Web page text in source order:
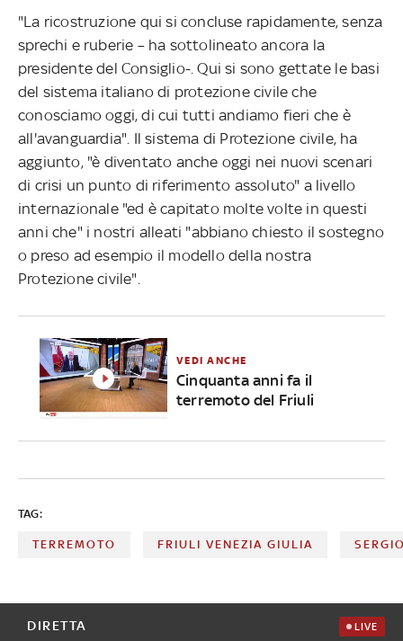
"La ricostruzione qui si concluse rapidamente, senza
sprechi e ruberie – ha sottolineato ancora la
presidente del Consiglio-. Qui si sono gettate le basi
del sistema italiano di protezione civile che
conosciamo oggi, di cui tutti andiamo fieri che è
all'avanguardia". Il sistema di Protezione civile, ha
aggiunto, "è diventato anche oggi nei nuovi scenari
di crisi un punto di riferimento assoluto" a livello
internazionale "ed è capitato molte volte in questi
anni che" i nostri alleati "abbiano chiesto il sostegno
o preso ad esempio il modello della nostra
Protezione civile".
VEDI ANCHE
Cinquanta anni fa il
terremoto del Friuli
TAG:
TERREMOTO FRIULI VENEZIA GIULIA
DIRETTA LIVE